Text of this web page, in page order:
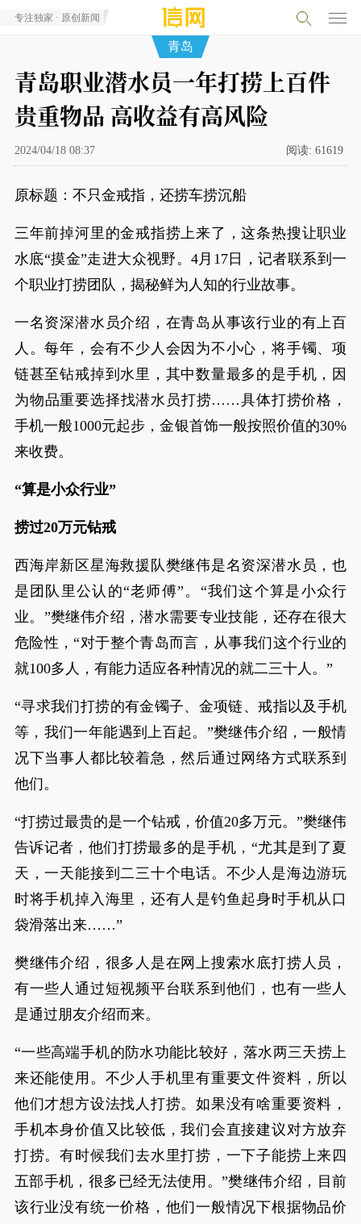
专注独家 · 原创新闻
青岛
青岛职业潜水员一年打捞上百件
贵重物品 高收益有高风险
2024/04/18 08:37 阅读: 61619
原标题：不只金戒指，还捞车捞沉船
三年前掉河里的金戒指捞上来了，这条热搜让职业
水底“摸金”走进大众视野。4月17日，记者联系到一
个职业打捞团队，揭秘鲜为人知的行业故事。
一名资深潜水员介绍，在青岛从事该行业的有上百
人。每年，会有不少人会因为不小心，将手镯、项
链甚至钻戒掉到水里，其中数量最多的是手机，因
为物品重要选择找潜水员打捞……具体打捞价格，
手机一般1000元起步，金银首饰一般按照价值的30%
来收费。
“算是小众行业”
捞过20万元钻戒
西海岸新区星海救援队樊继伟是名资深潜水员，也
是团队里公认的“老师傅”。“我们这个算是小众行
业。”樊继伟介绍，潜水需要专业技能，还存在很大
危险性，“对于整个青岛而言，从事我们这个行业的
就100多人，有能力适应各种情况的就二三十人。”
“寻求我们打捞的有金镯子、金项链、戒指以及手机
等，我们一年能遇到上百起。”樊继伟介绍，一般情
况下当事人都比较着急，然后通过网络方式联系到
他们。
“打捞过最贵的是一个钻戒，价值20多万元。”樊继伟
告诉记者，他们打捞最多的是手机，“尤其是到了夏
天，一天能接到二三十个电话。不少人是海边游玩
时将手机掉入海里，还有人是钓鱼起身时手机从口
袋滑落出来……”
樊继伟介绍，很多人是在网上搜索水底打捞人员，
有一些人通过短视频平台联系到他们，也有一些人
是通过朋友介绍而来。
“一些高端手机的防水功能比较好，落水两三天捞上
来还能使用。不少人手机里有重要文件资料，所以
他们才想方设法找人打捞。如果没有啥重要资料，
手机本身价值又比较低，我们会直接建议对方放弃
打捞。有时候我们去水里打捞，一下子能捞上来四
五部手机，很多已经无法使用。”樊继伟介绍，目前
该行业没有统一价格，他们一般情况下根据物品价